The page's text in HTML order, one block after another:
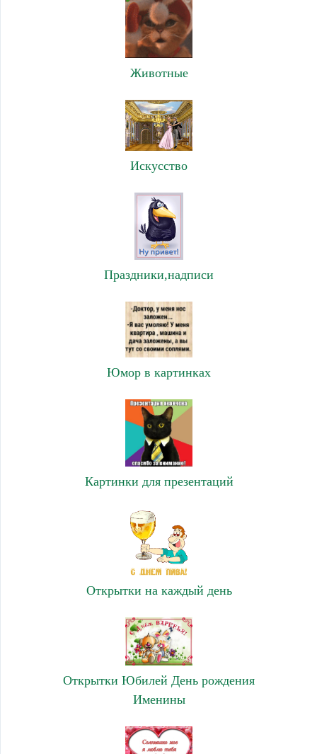
Животные
Искусство
Праздники,надписи
Юмор в картинках
Картинки для презентаций
Открытки на каждый день
Открытки Юбилей День рождения
Именины